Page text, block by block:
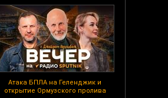
Атака БПЛА на Геленджик и
открытие Ормузского пролива